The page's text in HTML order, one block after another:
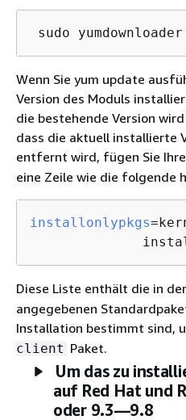
sudo
Wenn Sie yum update
Version des Moduls
die bestehende Version
dass die aktuell installierte
entfernt wird, fügen Sie
eine Zeile wie die folgende
installonlypkgs
Diese Liste enthält die in der
angegebenen
Installation bestimmt sind,
client Paket.
Um das zu
auf Red Hat und
oder 9.3—9.8